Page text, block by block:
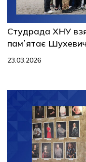
Студрада ХНУ
памʼятає
23.03.2026